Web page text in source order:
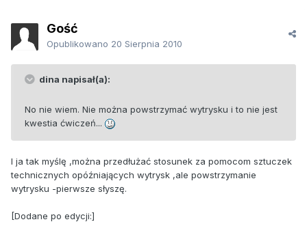
Gość
Opublikowano 20 Sierpnia 2010
dina napisał(a):
No nie wiem. Nie można powstrzymać wytrysku i to nie jest
kwestia ćwiczeń...
I ja tak myślę ,można przedłużać stosunek za pomocom sztuczek
technicznych opóźniających wytrysk ,ale powstrzymanie
wytrysku -pierwsze słyszę.
[Dodane po edycji:]